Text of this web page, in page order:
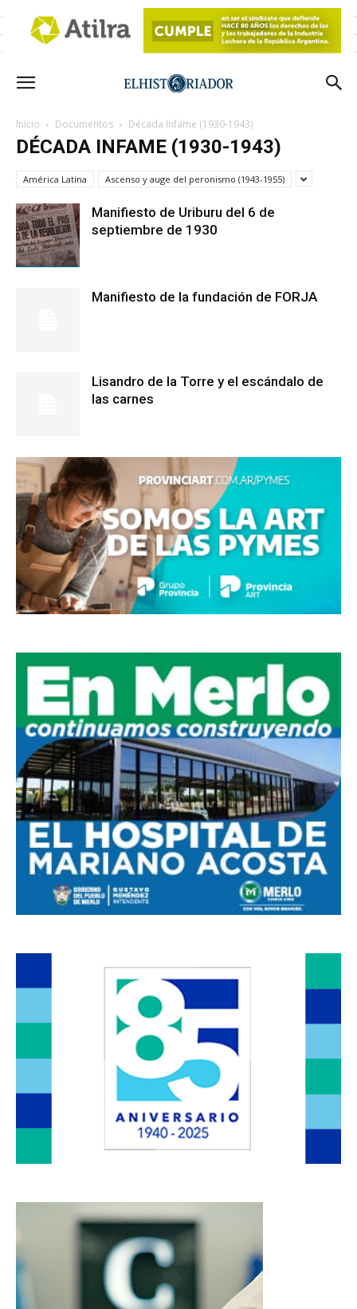
Inicio Documentos Década Infame (1930-1943)
DÉCADA INFAME (1930-1943)
América Latina Ascenso y auge del peronismo (1943-1955)
Manifiesto de Uriburu del 6 de
septiembre de 1930
Manifiesto de la fundación de FORJA
Lisandro de la Torre y el escándalo de
las carnes